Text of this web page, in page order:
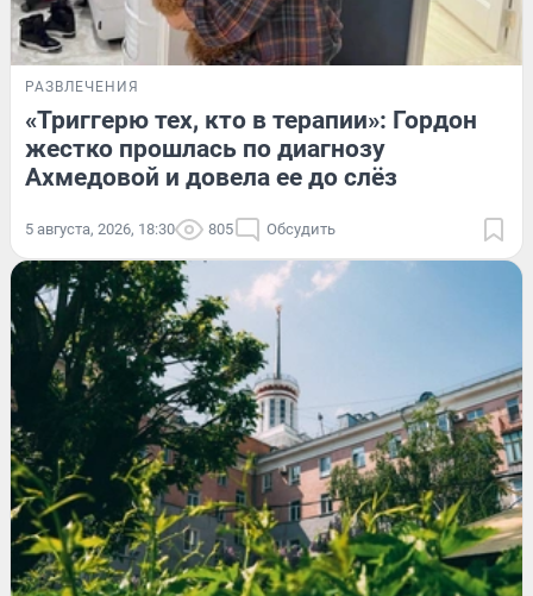
РАЗВЛЕЧЕНИЯ
«Триггерю тех, кто в терапии»: Гордон
жестко прошлась по диагнозу
Ахмедовой и довела ее до слёз
5 августа, 2026, 18:30 805 Обсудить